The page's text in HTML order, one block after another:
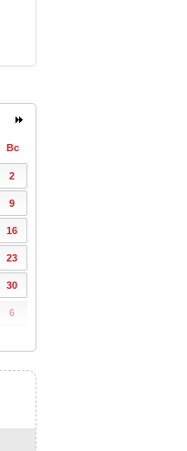
Вс
2
9
16
23
30
6